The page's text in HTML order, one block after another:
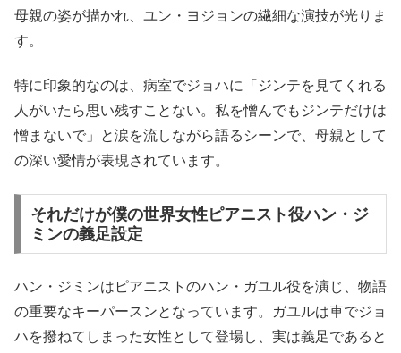
母親の姿が描かれ、ユン・ヨジョンの繊細な演技が光りま
す。
特に印象的なのは、病室でジョハに「ジンテを見てくれる
人がいたら思い残すことない。私を憎んでもジンテだけは
憎まないで」と涙を流しながら語るシーンで、母親として
の深い愛情が表現されています。
それだけが僕の世界女性ピアニスト役ハン・ジ
ミンの義足設定
ハン・ジミンはピアニストのハン・ガユル役を演じ、物語
の重要なキーパースンとなっています。ガユルは車でジョ
ハを撥ねてしまった女性として登場し、実は義足であると